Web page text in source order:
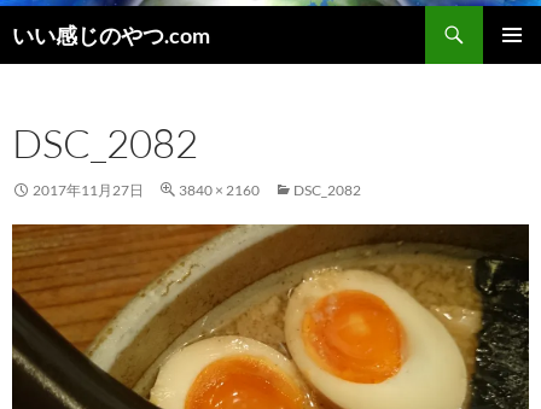
いい感じのやつ.com
索
ン
ツ
へ
キ
ッ
プ
DSC_2082
2017年11月27日 3840 × 2160 DSC_2082